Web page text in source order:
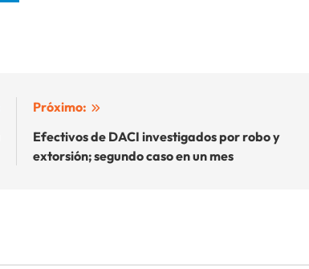
Próximo:
Efectivos de DACI investigados por robo y
extorsión; segundo caso en un mes